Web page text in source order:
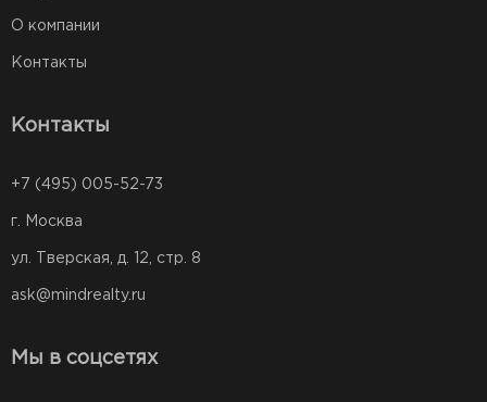
О компании
Контакты
Контакты
+7 (495) 005-52-73
г. Москва
ул. Тверская, д. 12, стр. 8
ask@mindrealty.ru
Мы в соцсетях